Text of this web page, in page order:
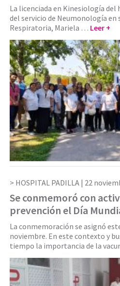
La licenciada en Kinesiología
del servicio de Neumonología en
Respiratoria, Mariela … Leer +
HOSPITAL PADILLA | 22
Se conmemoró con
prevención el Día
La conmemoración se asignó
noviembre. En este contexto y
tiempo la importancia de la